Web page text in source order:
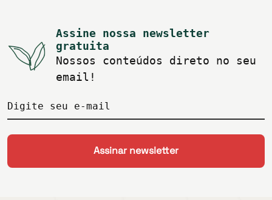
Assine nossa newsletter
gratuita
Nossos conteúdos direto no seu
email!
Digite seu e-mail